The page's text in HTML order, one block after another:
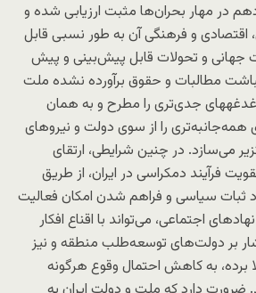
در مهار بحران‌ها مثبت ارزیابی شده و
و فرهنگی آن به طور نسبی قابل
جهانی و تحولات قابل پیش‌بینی و پیش
مطالبات و حقوق برآورده نشده ملت
ایران در طول سالیان، دغدغه‎های جدی‌تری را مطرح و به همان
را از سوی دولت و نیروهای
می‌سازد. در چنین شرایطی، ارتقای
فرآیند دمکراسی در ایران، از طریق
ثبات سیاسی و فراهم شدن امکان فعالیت
اجتماعی، می‌تواند با اقناع افکار
بر دولت‌های توسعه‌طلب منطقه و نیز
برده، به کاهش احتمال وقوع هرگونه